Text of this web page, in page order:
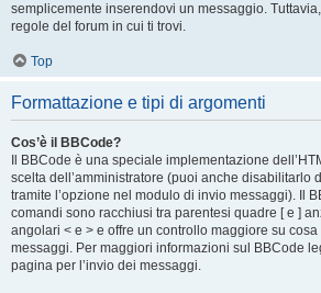
semplicemente inserendovi un messaggio.
regole del forum in cui ti trovi.
Top
Formattazione e tipi di argomenti
Cos’è il BBCode?
Il BBCode è una speciale implementazione
scelta dell’amministratore (puoi anche disabilitarlo
tramite l’opzione nel modulo di invio messaggi). Il
comandi sono racchiusi tra parentesi quadre [ e ]
angolari < e > e offre un controllo maggiore su
messaggi. Per maggiori informazioni sul BBCode
pagina per l’invio dei messaggi.